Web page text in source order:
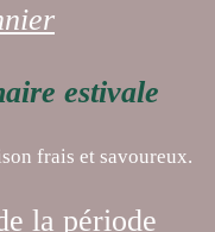
estivale
frais et savoureux.
la période